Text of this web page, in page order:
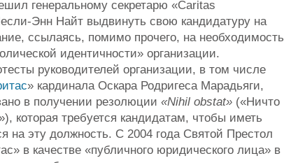
генеральному секретарю «Caritas
Энн Найт выдвинуть свою кандидатуру на
ссылаясь, помимо прочего, на необходимость
идентичности» организации.
руководителей организации, в том числе
» кардинала Оскара Родригеса Марадьяги,
в получении резолюции «Nihil obstat» («Ничто
которая требуется кандидатам, чтобы иметь
на эту должность. С 2004 года Святой Престол
в качестве «публичного юридического лица» в